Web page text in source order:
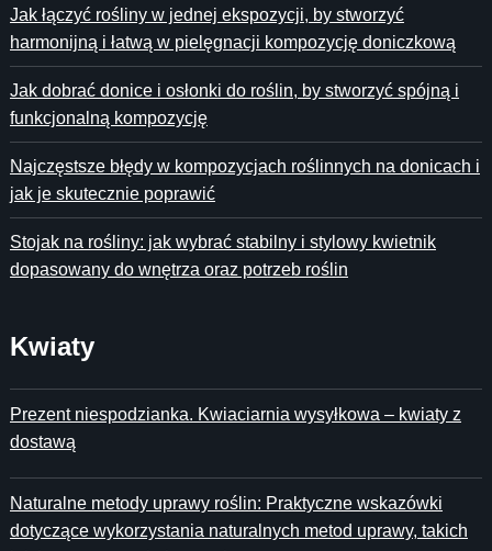
Jak łączyć rośliny w jednej ekspozycji, by stworzyć
harmonijną i łatwą w pielęgnacji kompozycję doniczkową
Jak dobrać donice i osłonki do roślin, by stworzyć spójną i
funkcjonalną kompozycję
Najczęstsze błędy w kompozycjach roślinnych na donicach i
jak je skutecznie poprawić
Stojak na rośliny: jak wybrać stabilny i stylowy kwietnik
dopasowany do wnętrza oraz potrzeb roślin
Kwiaty
Prezent niespodzianka. Kwiaciarnia wysyłkowa – kwiaty z
dostawą
Naturalne metody uprawy roślin: Praktyczne wskazówki
dotyczące wykorzystania naturalnych metod uprawy, takich